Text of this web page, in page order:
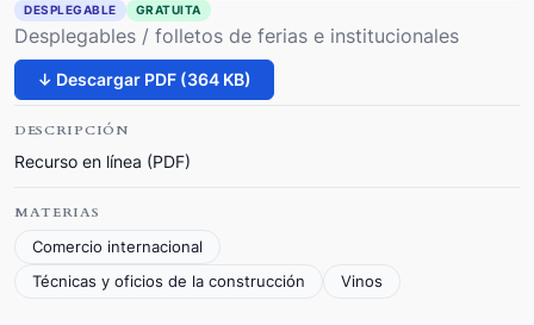
DESPLEGABLE GRATUITA
Desplegables / folletos de ferias e institucionales
↓ Descargar PDF (364 KB)
DESCRIPCIÓN
Recurso en línea (PDF)
MATERIAS
Comercio internacional
Técnicas y oficios de la construcción
Vinos